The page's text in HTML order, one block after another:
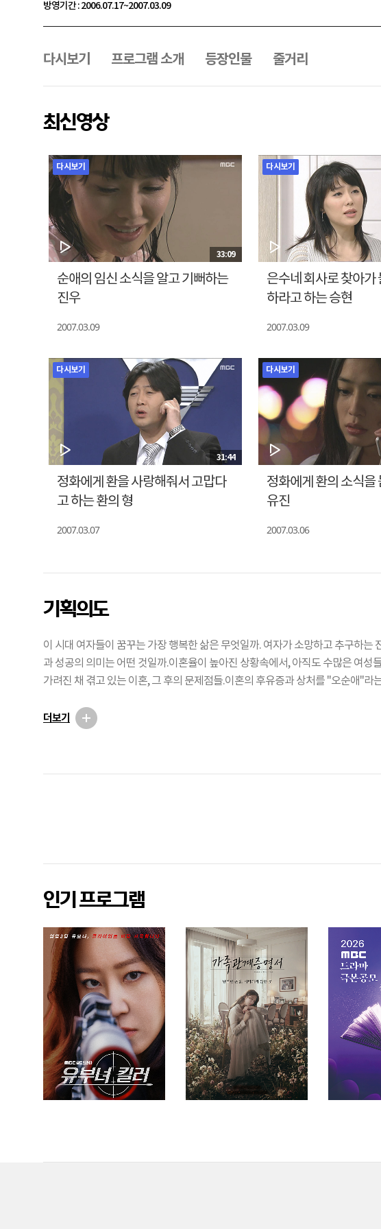
방영기간 : 2006.07.17~2007.03.09
다시보기 프로그램 소개 등장인물 줄거리
최신영상
다시보기
33:09
순애의 임신 소식을 알고 기뻐하는
진우
2007.03.09
다시보기
은수네 회사로 찾아가
하라고 하는 승현
2007.03.09
다시보기
31:44
정화에게 환을 사랑해줘서 고맙다
고 하는 환의 형
2007.03.07
다시보기
정화에게 환의 소식을
유진
2007.03.06
기획의도
이 시대 여자들이 꿈꾸는 가장 행복한 삶은 무엇일까. 여자가 소망하고 추구하는
과 성공의 의미는 어떤 것일까.이혼율이 높아진 상황속에서, 아직도 수많은 여성
가려진 채 겪고 있는 이혼, 그 후의 문제점들.이혼의 후유증과 상처를 ''오순애''라
더보기
인기 프로그램